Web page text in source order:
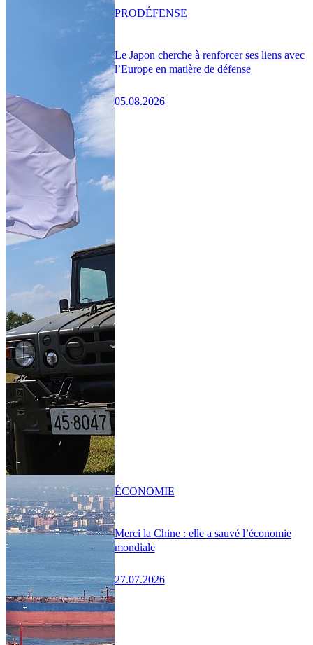
Le Japon cherche à renforcer ses liens avec
l’Europe en matière de défense
05.08.2026
PRODÉFENSE
Merci la Chine : elle a sauvé l’économie
mondiale
27.07.2026
ÉCONOMIE